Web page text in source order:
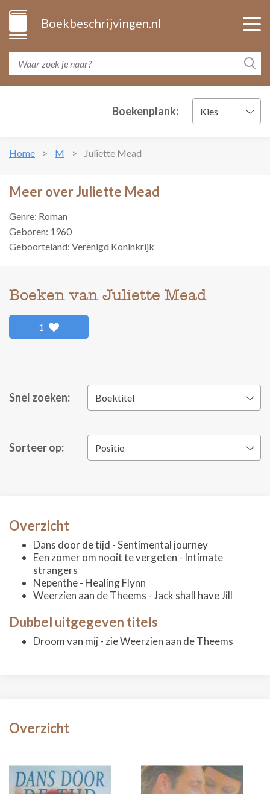
Boekbeschrijvingen.nl
Boekenplank: Kies
Home M Juliette Mead
Meer over Juliette Mead
Genre: Roman
Geboren: 1960
Geboorteland: Verenigd Koninkrijk
Boeken van Juliette Mead
1
Snel zoeken: Boektitel
Sorteer op: Positie
Overzicht
Dans door de tijd - Sentimental journey
Een zomer om nooit te vergeten - Intimate
strangers
Nepenthe - Healing Flynn
Weerzien aan de Theems - Jack shall have Jill
Dubbel uitgegeven titels
Droom van mij - zie Weerzien aan de Theems
Overzicht